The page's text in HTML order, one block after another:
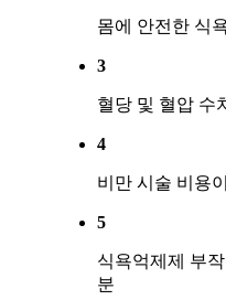
몸에 안전한 식
3
혈당 및 혈압 수
4
비만 시술 비용
5
식욕억제제 부
분